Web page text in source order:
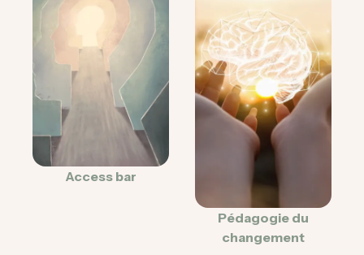
Access bar
Pédagogie du
changement